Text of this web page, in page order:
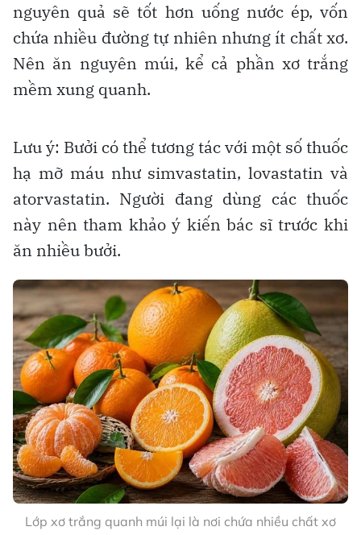
nguyên quả sẽ tốt hơn uống nước ép, vốn
chứa nhiều đường tự nhiên nhưng ít chất xơ.
Nên ăn nguyên múi, kể cả phần xơ trắng
mềm xung quanh.
Lưu ý: Bưởi có thể tương tác với một số thuốc
hạ mỡ máu như simvastatin, lovastatin và
atorvastatin. Người đang dùng các thuốc
này nên tham khảo ý kiến bác sĩ trước khi
ăn nhiều bưởi.
Lớp xơ trắng quanh múi lại là nơi chứa nhiều chất xơ